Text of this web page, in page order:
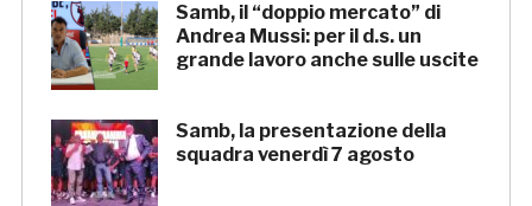
Samb, il “doppio mercato” di
Andrea Mussi: per il d.s. un
grande lavoro anche sulle uscite
Samb, la presentazione della
squadra venerdì 7 agosto